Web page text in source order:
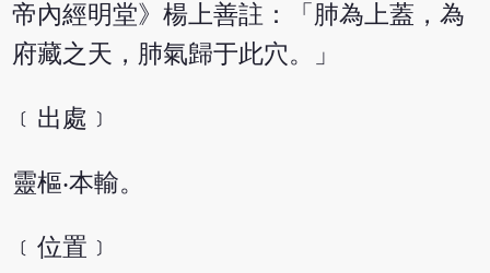
帝內經明堂》楊上善註：「肺為上蓋，為
府藏之天，肺氣歸于此穴。」
﹝出處﹞
靈樞‧本輸。
﹝位置﹞